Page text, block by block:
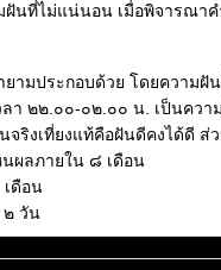
นที่ไม่แน่นอน เมื่อพิจารณา
ามประกอบด้วย โดยความ
า ๒๒.๐๐-๐๒.๐๐ น. เป็นคว
ริงเที่ยงแท้คือฝันดีคงได้ดี ส่
ผลภายใน ๘ เดือน
ดือน
๒ วัน